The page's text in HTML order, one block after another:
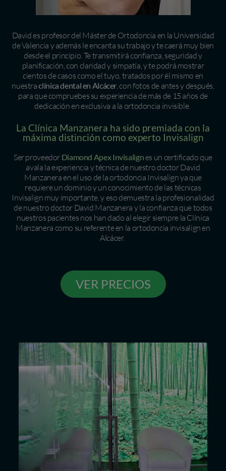
David es profesor del Máster de Ortodoncia en la Universidad
de Valencia y además le encanta su trabajo y te caerá muy bien
desde el principio. Te transmitirá confianza, seguridad y
planificación, con claridad y simpatía, y te podrá mostrar
cientos de casos como el tuyo, tratados por él mismo en
nuestraclínica dental en Alcácer , con fotos de antes y después,
para que compruebes su experiencia de más de 15 años de
dedicación en exclusiva a la ortodoncia invisible.
La Clínica Manzanera ha sido premiada con la
máxima distinción como experto Invisalign
Ser proveedor Diamond Apex Invisalignes un certificado que
avala la experiencia y técnica de nuestro doctor David
Manzanera en el uso de la ortodoncia Invisalign ya que
requiere un dominio y un conocimiento de las técnicas
Invisalign muy importante, y eso demuestra la profesionalidad
de nuestro doctor David Manzanera y la confianza que todos
nuestros pacientes nos han dado al elegir siempre la Clínica
Manzanera como su referente en la ortodoncia invisalign en
Alcácer.
VER PRECIOS